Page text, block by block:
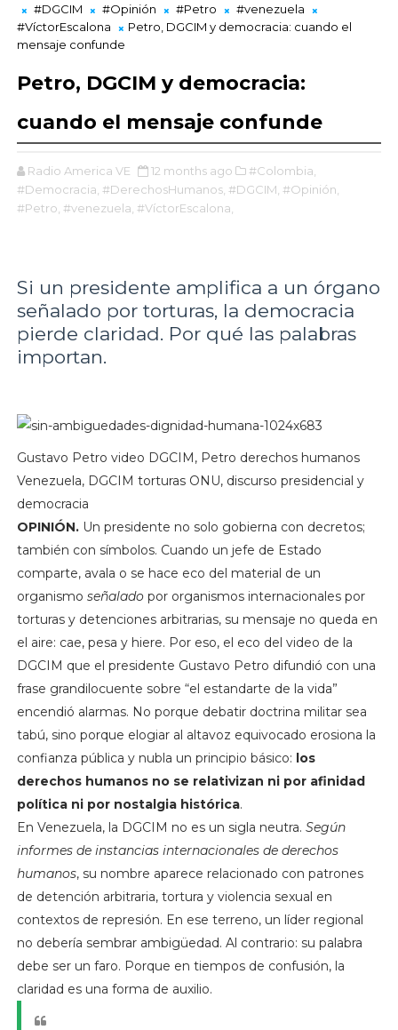
#DGCIM
#Opinión #Petro
#venezuela
#VíctorEscalona
Petro, DGCIM y democracia: cuando el
mensaje confunde
Petro, DGCIM y democracia:
cuando el mensaje confunde
Radio America VE 12 months ago
#Colombia,
#Democracia, #DerechosHumanos, #DGCIM, #Opinión,
#Petro, #venezuela, #VíctorEscalona,
Si un presidente amplifica a un órgano
señalado por torturas, la democracia
pierde claridad. Por qué las palabras
importan.
Gustavo Petro video DGCIM, Petro derechos humanos
Venezuela, DGCIM torturas ONU, discurso presidencial y
democracia
OPINIÓN.Un presidente no solo gobierna con decretos;
también con símbolos. Cuando un jefe de Estado
comparte, avala o se hace eco del material de un
organismo señaladopor organismos internacionales por
torturas y detenciones arbitrarias, su mensaje no queda en
el aire: cae, pesa y hiere. Por eso, el eco del video de la
DGCIM que el presidente Gustavo Petro difundió con una
frase grandilocuente sobre “el estandarte de la vida”
encendió alarmas. No porque debatir doctrina militar sea
tabú, sino porque elogiar al altavoz equivocado erosiona la
confianza pública y nubla un principio básico: los
derechos humanos no se relativizan ni por afinidad
política ni por nostalgia histórica.
En Venezuela, la DGCIM no es un sigla neutra. Según
informes de instancias internacionales de derechos
humanos, su nombre aparece relacionado con patrones
de detención arbitraria, tortura y violencia sexual en
contextos de represión. En ese terreno, un líder regional
no debería sembrar ambigüedad. Al contrario: su palabra
debe ser un faro. Porque en tiempos de confusión, la
claridad es una forma de auxilio.